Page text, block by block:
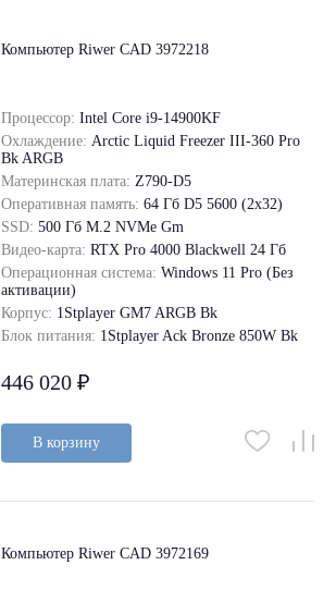
Компьютер Riwer CAD 3972218
Процессор: Intel Core i9-14900KF
Охлаждение: Arctic Liquid Freezer III-360 Pro
Bk ARGB
Материнская плата: Z790-D5
Оперативная память: 64 Гб D5 5600 (2х32)
SSD: 500 Гб M.2 NVMe Gm
Видео-карта: RTX Pro 4000 Blackwell 24 Гб
Операционная система: Windows 11 Pro (Без
активации)
Корпус: 1Stplayer GM7 ARGB Bk
Блок питания: 1Stplayer Ack Bronze 850W Bk
446 020 ₽
В корзину
Компьютер Riwer CAD 3972169